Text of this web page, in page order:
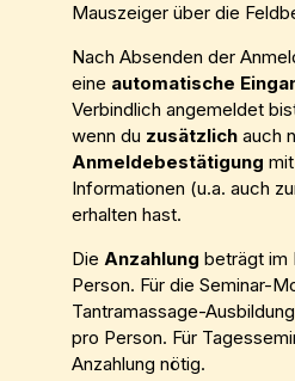
Mauszeiger über die
Nach Absenden der
eine automatische
Verbindlich angemeldet
wenn du zusätzlich auch
Anmeldebestätigung
Informationen (u.a. auch
erhalten hast.
Die Anzahlung beträgt im
Person. Für die Seminar-
Tantramassage-
pro Person. Für
Anzahlung nötig.